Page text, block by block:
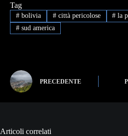
Tag
#bolivia #città pericolose # la
#sud america
PRECEDENTE
Articoli correlati